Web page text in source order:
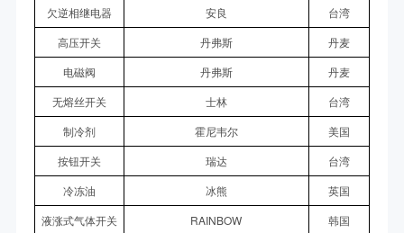
欠逆相继电器
安良
台湾
高压开关
丹弗斯
丹麦
电磁阀
丹弗斯
丹麦
无熔丝开关
士林
台湾
制冷剂
霍尼韦尔
美国
按钮开关
瑞达
台湾
冷冻油
冰熊
英国
液涨式气体开关
RAINBOW
韩国